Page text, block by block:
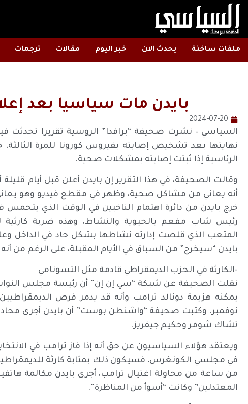
ملفات ساخنة يحدث الآن خبر اليوم مقالات ترجمات
بايدن مات سياسيا بعد
2024-07-20
السياسي – نشرت صحيفة “برافدا” الروسية تقريرا تحدثت
نهايتها بعد تشخيص إصابته بفيروس كورونا للمرة
الرئاسية إذا ثبتت إصابته بمشكلات صحية.
وقالت الصحيفة، في هذا التقرير إن بايدن أعلن قبل أيام
أنه يعاني من مشاكل صحية، وظهر في مقطع فيديو وهو
خرج بايدن من دائرة اهتمام الناخبين في الوقت الذي
رئيس شاب مفعم بالحيوية والنشاط، وهذه ضربة كارثية
المتعب الذي قلصت إدارته نشاطها بشكل حاد في الداخل
بايدن “سيخرج” من السباق في الأيام المقبلة، على الرغم من
-الكارثة في الحزب الديمقراطي قادمة مثل التسونامي
نقلت الصحيفة عن شبكة “سي إن إن” أن رئيسة مجلس النواب
يمكنه هزيمة دونالد ترامب وأنه قد يدمر فرص
نوفمبر. وكتبت صحيفة “واشنطن بوست” أن بايدن أجرى
تشاك شومر وحكيم جيفريز.
ويعتقد هؤلاء السياسيون عن حق أنه إذا فاز ترامب في
في مجلسي الكونغرس، فسيكون ذلك بمثابة كارثة
من ساعة من محاولة اغتيال ترامب، أجرى بايدن مكالمة
المعتدلين” وكانت “أسوأ من المناظرة”.